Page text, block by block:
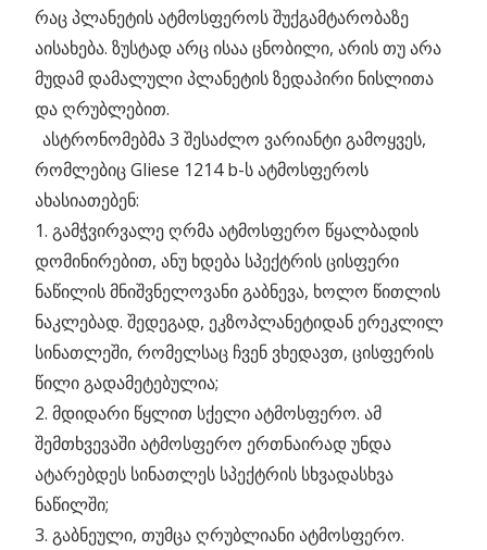
რაც პლანეტის ატმოსფეროს შუქგამტარობაზე
აისახება. ზუსტად არც ისაა ცნობილი, არის თუ არა
მუდამ დამალული პლანეტის ზედაპირი ნისლითა
და ღრუბლებით.
ასტრონომებმა 3 შესაძლო ვარიანტი გამოყვეს,
რომლებიც Gliese 1214 b-ს ატმოსფეროს
ახასიათებენ:
1. გამჭვირვალე ღრმა ატმოსფერო წყალბადის
დომინირებით, ანუ ხდება სპექტრის ცისფერი
ნაწილის მნიშვნელოვანი გაბნევა, ხოლო წითლის
ნაკლებად. შედეგად, ეკზოპლანეტიდან ერეკლილ
სინათლეში, რომელსაც ჩვენ ვხედავთ, ცისფერის
წილი გადამეტებულია;
2. მდიდარი წყლით სქელი ატმოსფერო. ამ
შემთხვევაში ატმოსფერო ერთნაირად უნდა
ატარებდეს სინათლეს სპექტრის სხვადასხვა
ნაწილში;
3. გაბნეული, თუმცა ღრუბლიანი ატმოსფერო.